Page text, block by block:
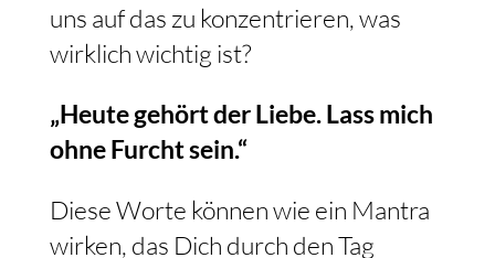
uns auf das zu konzentrieren, was
wirklich wichtig ist?
„Heute gehört der Liebe. Lass mich
ohne Furcht sein.“
Diese Worte können wie ein Mantra
wirken, das Dich durch den Tag